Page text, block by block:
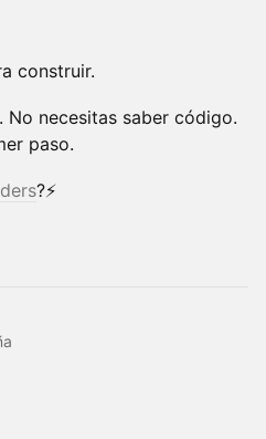
construir.
No necesitas saber código.
paso.
?⚡